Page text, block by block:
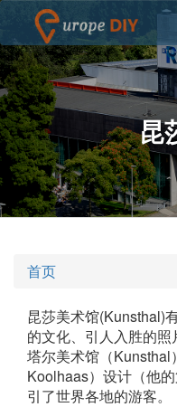
昆
首页
昆莎美术馆(Kunsthal)
的文化、引人入胜的
塔尔美术馆（
Koolhaas）设计（他
引了世界各地的游客。